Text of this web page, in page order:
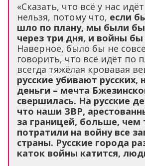
«Сказать, что всё у нас
нельзя, потому что, если
шло по плану, мы были бы
через три дня, и войны
Наверное, было бы не
говорить, что всё идёт по
всегда тяжёлая кровавая
русские убивают русских,
деньги – мечта
свершилась. На русские
что наши ЗВР,
за границей, больше, чем
потратили на войну все
страны. Русские города
каток войны катится,